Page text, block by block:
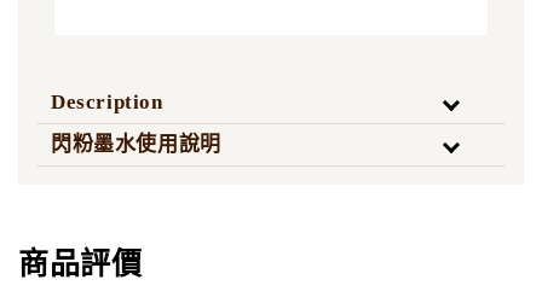
Description
閃粉墨水使用說明
商品評價